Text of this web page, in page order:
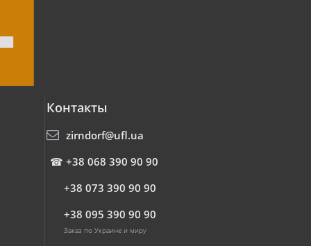
Контакты
zirndorf@ufl.ua
☎ +38 068 390 90 90
+38 073 390 90 90
+38 095 390 90 90
Заказ по Украине и миру